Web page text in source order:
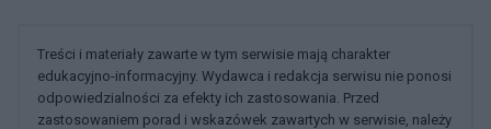
Treści i materiały zawarte w tym serwisie mają charakter
edukacyjno-informacyjny. Wydawca i redakcja serwisu nie ponosi
odpowiedzialności za efekty ich zastosowania. Przed
zastosowaniem porad i wskazówek zawartych w serwisie, należy